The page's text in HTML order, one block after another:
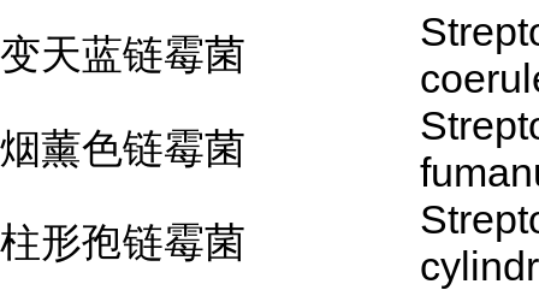
变天蓝链霉菌
烟薰色链霉菌
柱形孢链霉菌